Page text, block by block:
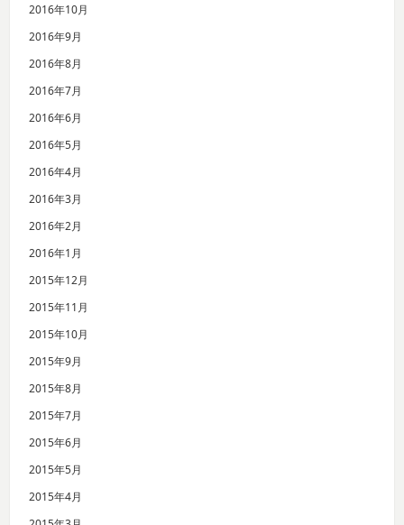
2016年10月
2016年9月
2016年8月
2016年7月
2016年6月
2016年5月
2016年4月
2016年3月
2016年2月
2016年1月
2015年12月
2015年11月
2015年10月
2015年9月
2015年8月
2015年7月
2015年6月
2015年5月
2015年4月